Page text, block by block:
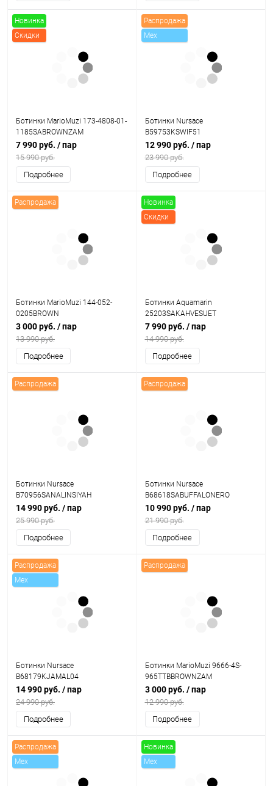
Новинка
Скидки
Ботинки MarioMuzi 173-4808-01-
1185SABROWNZAM
7 990 руб. / пар
15 990 руб.
Подробнее
Распродажа
Mex
Ботинки Nursace
B59753KSWIF51
12 990 руб. / пар
23 990 руб.
Подробнее
Распродажа
Ботинки MarioMuzi 144-052-
0205BROWN
3 000 руб. / пар
13 990 руб.
Подробнее
Новинка
Скидки
Ботинки Aquamarin
25203SAKAHVESUET
7 990 руб. / пар
14 990 руб.
Подробнее
Распродажа
Ботинки Nursace
B70956SANALINSIYAH
14 990 руб. / пар
25 990 руб.
Подробнее
Распродажа
Ботинки Nursace
B68618SABUFFALONERO
10 990 руб. / пар
21 990 руб.
Подробнее
Распродажа
Mex
Ботинки Nursace
B68179KJAMAL04
14 990 руб. / пар
24 990 руб.
Подробнее
Распродажа
Ботинки MarioMuzi 9666-4S-
965TTBBROWNZAM
3 000 руб. / пар
12 990 руб.
Подробнее
Распродажа
Mex
Новинка
Mex